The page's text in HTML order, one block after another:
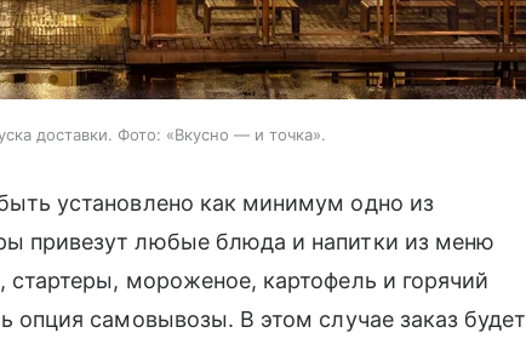
доставки. Фото: «Вкусно — и точка».
установлено как минимум одно из
привезут любые блюда и напитки из меню
мороженое, картофель и горячий
опция самовывозы. В этом случае заказ будет